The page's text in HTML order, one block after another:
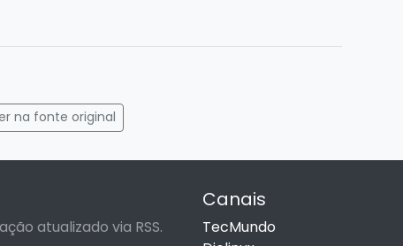
na fonte original
atualizado via RSS.
Canais
TecMundo